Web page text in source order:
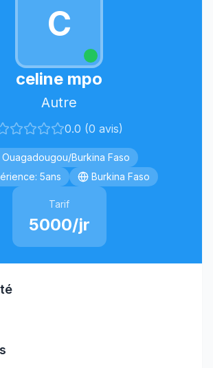
C
celine mpo
Autre
0.0 (0 avis)
Ouagadougou/Burkina Faso
5ans
Burkina Faso
Tarif
5000/jr